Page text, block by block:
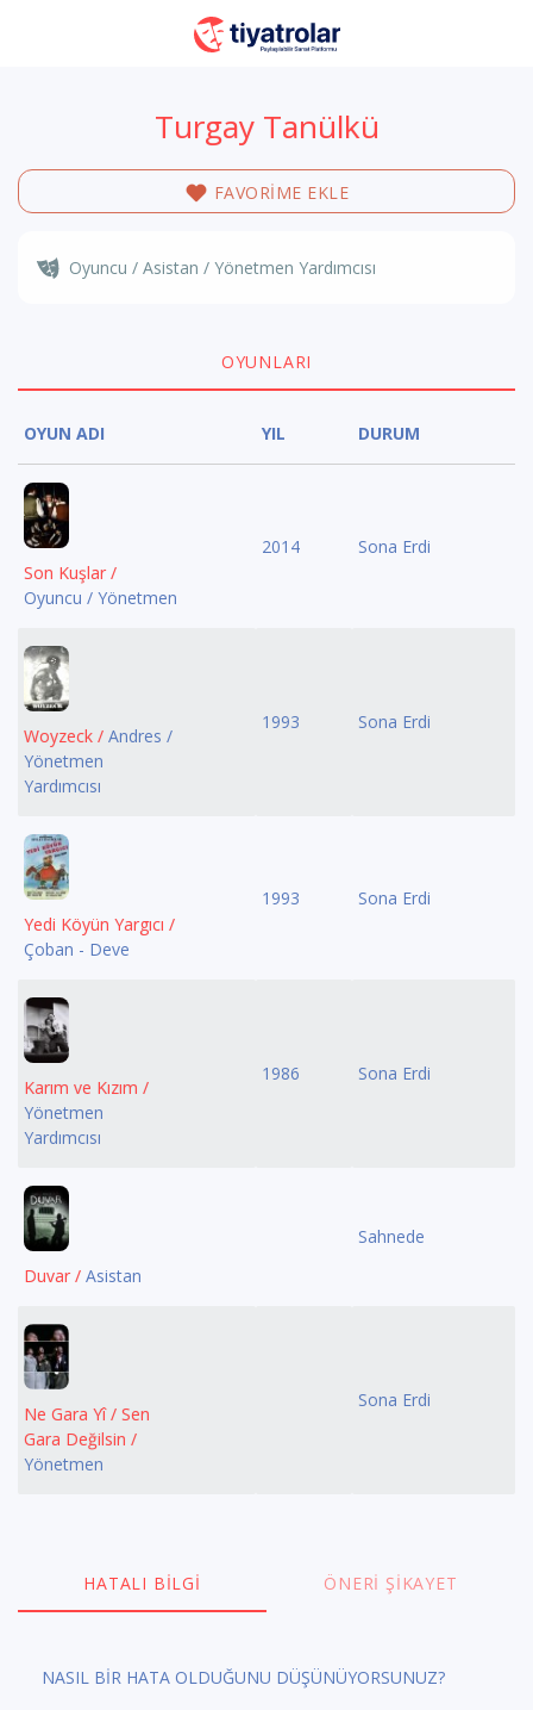
Turgay Tanülkü
FAVORİME EKLE
Oyuncu / Asistan / Yönetmen Yardımcısı
OYUNLARI
OYUN ADI YIL DURUM
Son Kuşlar /
Oyuncu / Yönetmen
2014 Sona Erdi
Woyzeck / Andres /
Yönetmen
Yardımcısı
1993 Sona Erdi
Yedi Köyün Yargıcı /
Çoban - Deve
1993 Sona Erdi
Karım ve Kızım /
Yönetmen
Yardımcısı
1986 Sona Erdi
Duvar / Asistan
Sahnede
Ne Gara Yî / Sen
Gara Değilsin /
Yönetmen
Sona Erdi
HATALI BILGI ÖNERI ŞIKAYET
NASIL BİR HATA OLDUĞUNU DÜŞÜNÜYORSUNUZ?